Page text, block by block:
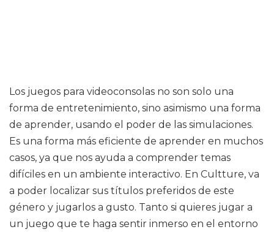
Los juegos para videoconsolas no son solo una
forma de entretenimiento, sino asimismo una forma
de aprender, usando el poder de las simulaciones.
Es una forma más eficiente de aprender en muchos
casos, ya que nos ayuda a comprender temas
difíciles en un ambiente interactivo. En Cultture, va
a poder localizar sus títulos preferidos de este
género y jugarlos a gusto. Tanto si quieres jugar a
un juego que te haga sentir inmerso en el entorno